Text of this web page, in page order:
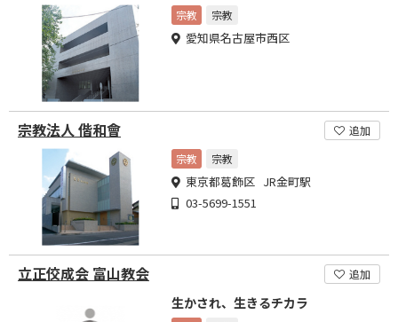
宗教
宗教
愛知県名古屋市西区
宗教法人 偕和會
追加
宗教
宗教
東京都葛飾区 JR金町駅
03-5699-1551
立正佼成会 富山教会 追加
生かされ、生きるチカラ